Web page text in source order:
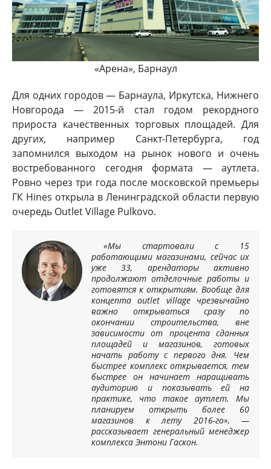
«Арена», Барнаул
Для одних городов — Барнаула, Иркутска, Нижнего
Новгорода — 2015-й стал годом рекордного
прироста качественных торговых площадей. Для
других, например Санкт-Петербурга, год
запомнился выходом на рынок нового и очень
востребованного сегодня формата — аутлета.
Ровно через три года после московской премьеры
ГК Hines открыла в Ленинградской области первую
очередь Outlet Village Pulkovo.
«Мы стартовали с 15
работающими магазинами, сейчас их
уже 33, арендаторы активно
продолжают отделочные работы и
готовятся к открытиям. Вообще для
концепта outlet village чрезвычайно
важно открываться сразу по
окончании строительства, вне
зависимости от процента сданных
площадей и магазинов, готовых
начать работу с первого дня. Чем
быстрее комплекс открывается, тем
быстрее он начинает наращивать
аудиторию и показывать ей на
практике, что такое аутлет. Мы
планируем открыть более 60
магазинов к лету 2016-го», —
рассказывает генеральный менеджер
комплекса Энтони Гаскон.